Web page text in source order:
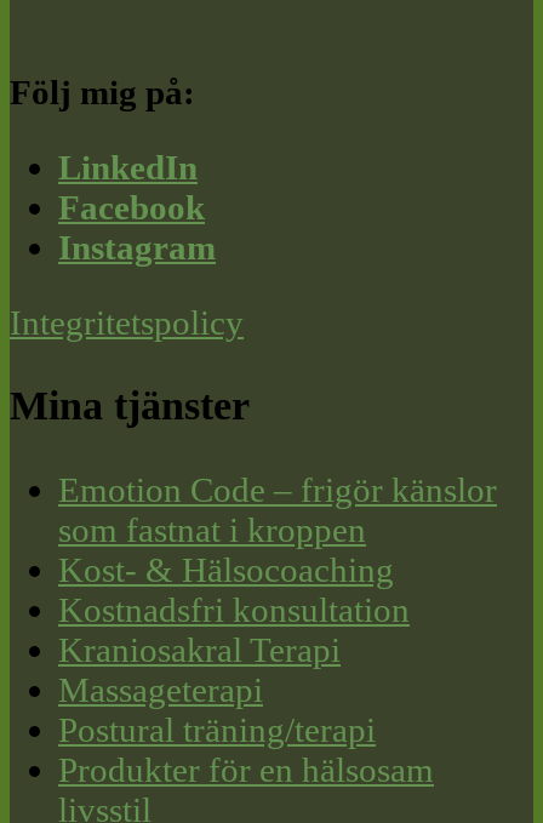
Följ mig på:
LinkedIn
Facebook
Instagram
Integritetspolicy
Mina tjänster
Emotion Code – frigör känslor
som fastnat i kroppen
Kost- & Hälsocoaching
Kostnadsfri konsultation
Kraniosakral Terapi
Massageterapi
Postural träning/terapi
Produkter för en hälsosam
livsstil